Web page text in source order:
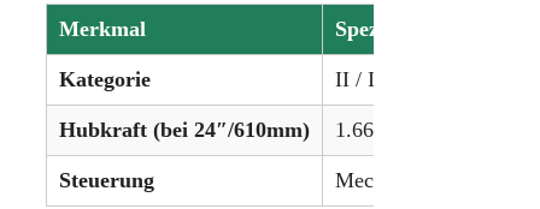
Merkmal Spezifikation
Kategorie II / I
Hubkraft (bei 24″/610mm) 1.661 kg (3.664 lbs)
Steuerung Mechanische